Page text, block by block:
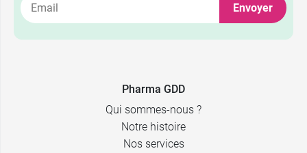
Envoyer
Pharma GDD
Qui sommes-nous ?
Notre histoire
Nos services